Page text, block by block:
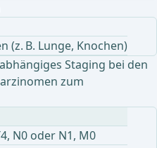
(z. B. Lunge, Knochen)
Staging bei den
zum
N0 oder N1, M0